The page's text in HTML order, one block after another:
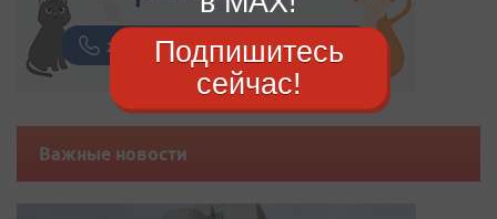
Важные новости
Подпишитесь
сейчас!